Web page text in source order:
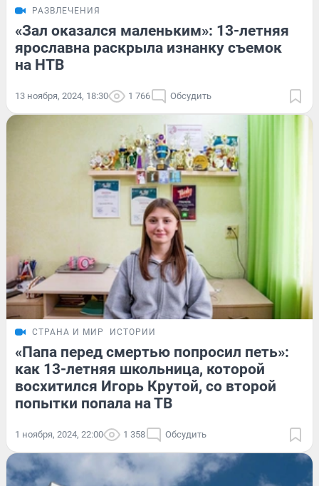
РАЗВЛЕЧЕНИЯ
«Зал оказался маленьким»: 13-летняя
ярославна раскрыла изнанку съемок
на НТВ
13 ноября, 2024, 18:30 1 766 Обсудить
СТРАНА И МИР ИСТОРИИ
«Папа перед смертью попросил петь»:
как 13-летняя школьница, которой
восхитился Игорь Крутой, со второй
попытки попала на ТВ
1 ноября, 2024, 22:00 1 358 Обсудить